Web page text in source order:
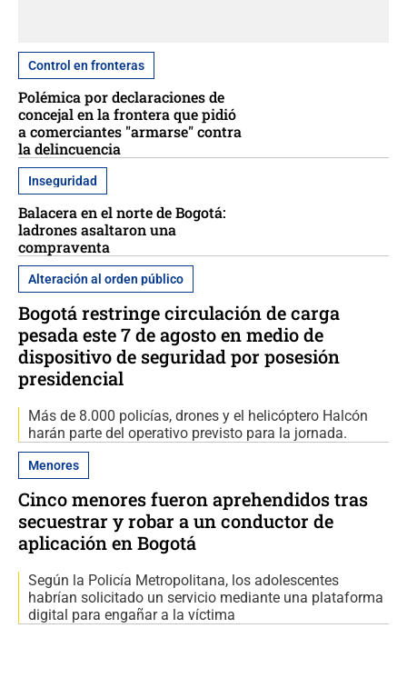
Control en fronteras
Polémica por declaraciones de
concejal en la frontera que pidió
a comerciantes "armarse" contra
la delincuencia
Inseguridad
Balacera en el norte de Bogotá:
ladrones asaltaron una
compraventa
Alteración al orden público
Bogotá restringe circulación de carga
pesada este 7 de agosto en medio de
dispositivo de seguridad por posesión
presidencial
Más de 8.000 policías, drones y el helicóptero Halcón
harán parte del operativo previsto para la jornada.
Menores
Cinco menores fueron aprehendidos tras
secuestrar y robar a un conductor de
aplicación en Bogotá
Según la Policía Metropolitana, los adolescentes
habrían solicitado un servicio mediante una plataforma
digital para engañar a la víctima